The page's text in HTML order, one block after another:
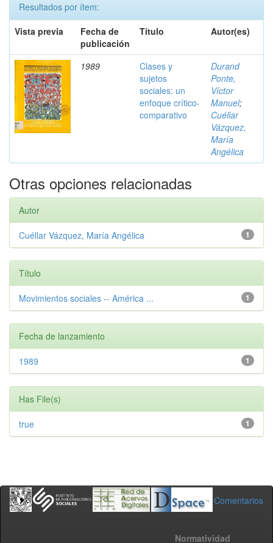
Resultados por ítem:
Vista previa
Fecha de
publicación
Título Autor(es)
1989
Clases y
sujetos
sociales: un
enfoque crítico-
comparativo
Durand
Ponte,
Víctor
Manuel;
Cuéllar
Vázquez,
María
Angélica
Otras opciones relacionadas
Autor
1
Cuéllar Vázquez, María Angélica
Título
1
Movimientos sociales -- América ...
Fecha de lanzamiento
1
1989
Has File(s)
1
true
Comentarios
Normatividad